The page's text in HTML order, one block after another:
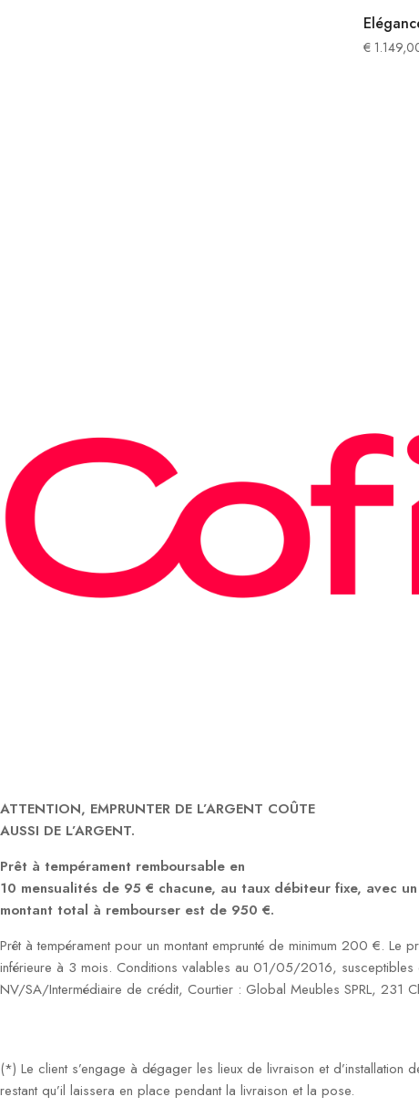
€
ATTENTION, EMPRUNTER DE L’ARGENT COÛTE
AUSSI DE L’ARGENT.
Prêt à tempérament remboursable en
10 mensualités de 95 € chacune, au taux débiteur fixe, avec
montant total à rembourser est de 950 €.
Prêt à tempérament pour un montant emprunté de minimum 200 €. Le
inférieure à 3 mois. Conditions valables au 01/05/2016, susceptibles
NV/SA/Intermédiaire de crédit, Courtier : Global Meubles SPRL, 231
(*) Le client s’engage à dégager les lieux de livraison et
restant qu’il laissera en place pendant la livraison et la pose.